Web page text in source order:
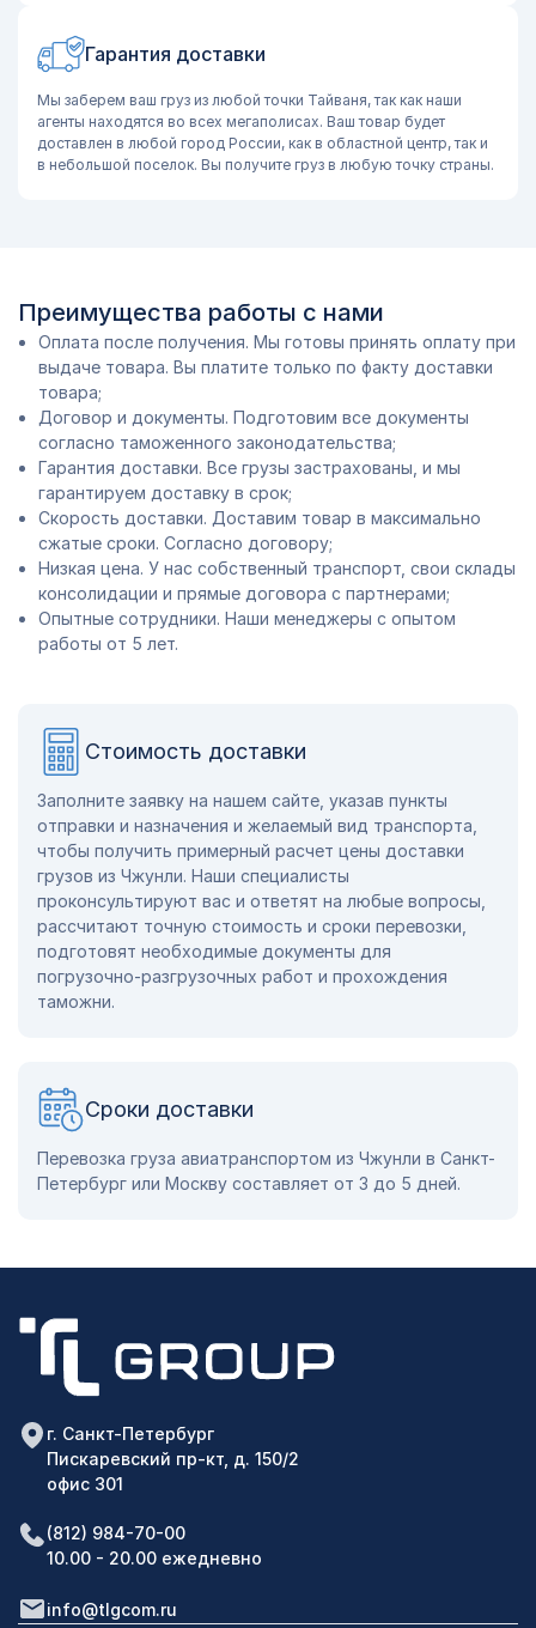
Гарантия доставки
Мы заберем ваш груз из любой точки Тайваня, так как наши
агенты находятся во всех мегаполисах. Ваш товар будет
доставлен в любой город России, как в областной центр, так и
в небольшой поселок. Вы получите груз в любую точку страны.
Преимущества работы с нами
Оплата после получения. Мы готовы принять оплату при
выдаче товара. Вы платите только по факту доставки
товара;
Договор и документы. Подготовим все документы
согласно таможенного законодательства;
Гарантия доставки. Все грузы застрахованы, и мы
гарантируем доставку в срок;
Скорость доставки. Доставим товар в максимально
сжатые сроки. Согласно договору;
Низкая цена. У нас собственный транспорт, свои склады
консолидации и прямые договора с партнерами;
Опытные сотрудники. Наши менеджеры с опытом
работы от 5 лет.
Стоимость доставки
Заполните заявку на нашем сайте, указав пункты
отправки и назначения и желаемый вид транспорта,
чтобы получить примерный расчет цены доставки
грузов из Чжунли. Наши специалисты
проконсультируют вас и ответят на любые вопросы,
рассчитают точную стоимость и сроки перевозки,
подготовят необходимые документы для
погрузочно-разгрузочных работ и прохождения
таможни.
Сроки доставки
Перевозка груза авиатранспортом из Чжунли в Санкт-
Петербург или Москву составляет от 3 до 5 дней.
г. Санкт-Петербург
Пискаревский пр-кт, д. 150/2
офис 301
(812) 984-70-00
10.00 - 20.00 ежедневно
info@tlgcom.ru